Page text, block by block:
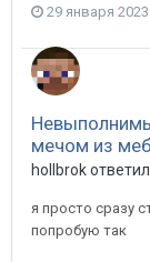
29 января 2023
мечом из
hollbrok
я просто сразу
попробую так